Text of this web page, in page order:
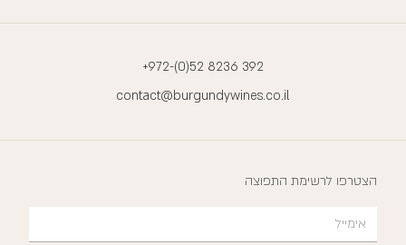
+972-(0)52 8236 392
contact@burgundywines.co.il
הצטרפו לרשימת התפוצה